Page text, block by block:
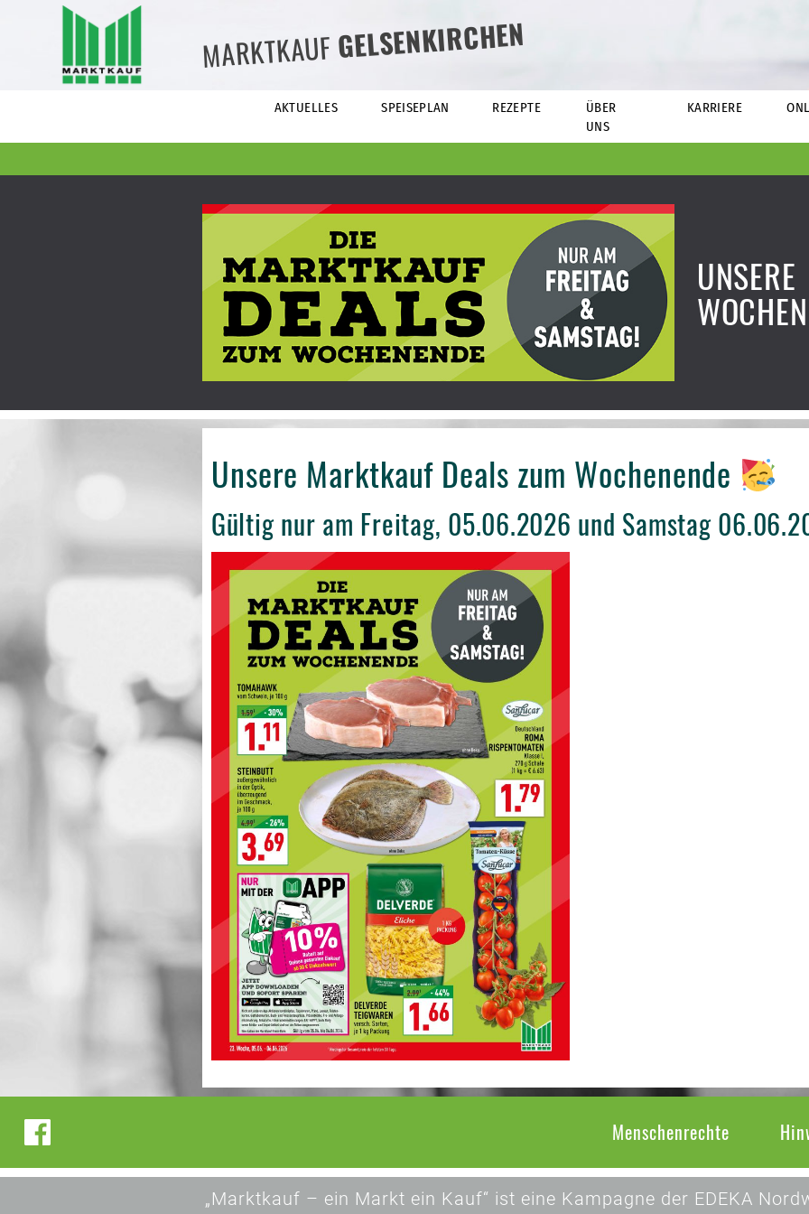
MARKTKAUFGELSENKIRCHEN
AKTUELLES SPEISEPLAN REZEPTE
ÜBER
UNS
KARRIERE
UNSERE
Unsere Marktkauf Deals zum Wochenende
Gültig nur am Freitag, 05.06.2026 und Samstag
Menschenrechte
„Marktkauf – ein Markt ein Kauf“ ist eine Kampagne der EDEKA